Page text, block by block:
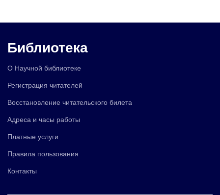
Библиотека
О Научной библиотеке
Регистрация читателей
Восстановление читательского билета
Адреса и часы работы
Платные услуги
Правила пользования
Контакты